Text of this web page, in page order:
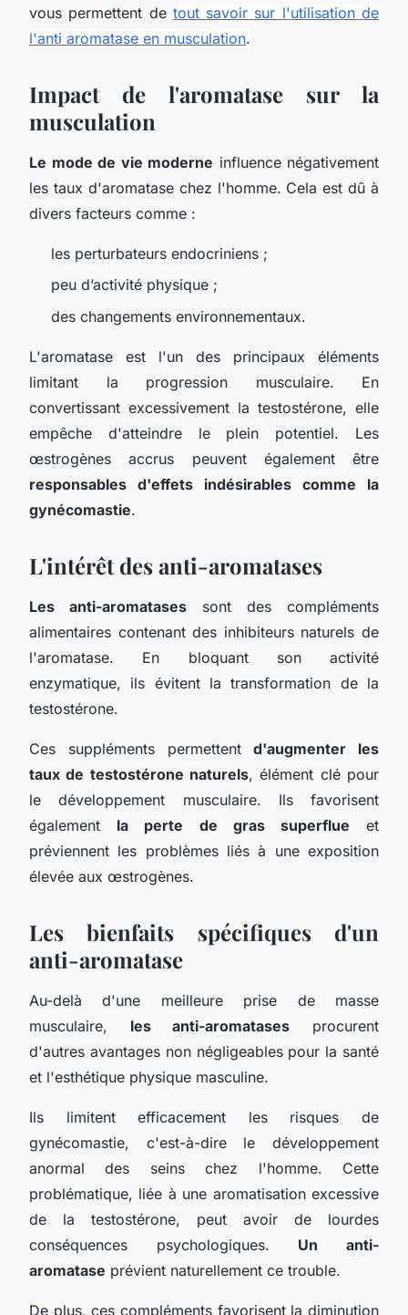
vous permettent de tout savoir sur l'utilisation de
l'anti aromatase en musculation.
Impact de l'aromatase sur la
musculation
Le mode de vie moderne influence négativement
les taux d'aromatase chez l'homme. Cela est dû à
divers facteurs comme :
les perturbateurs endocriniens ;
peu d’activité physique ;
des changements environnementaux.
L'aromatase est l'un des principaux éléments
limitant la progression musculaire. En
convertissant excessivement la testostérone, elle
empêche d'atteindre le plein potentiel. Les
œstrogènes accrus peuvent également être
responsables d'effets indésirables comme la
gynécomastie.
L'intérêt des anti-aromatases
Les anti-aromatases sont des compléments
alimentaires contenant des inhibiteurs naturels de
l'aromatase. En bloquant son activité
enzymatique, ils évitent la transformation de la
testostérone.
Ces suppléments permettentd'augmenter les
taux de testostérone naturels, élément clé pour
le développement musculaire. Ils favorisent
également la perte de gras superflue et
préviennent les problèmes liés à une exposition
élevée aux œstrogènes.
Les bienfaits spécifiques d'un
anti-aromatase
Au-delà d'une meilleure prise de masse
musculaire, les anti-aromatases procurent
d'autres avantages non négligeables pour la santé
et l'esthétique physique masculine.
Ils limitent efficacement les risques de
gynécomastie, c'est-à-dire le développement
anormal des seins chez l'homme. Cette
problématique, liée à une aromatisation excessive
de la testostérone, peut avoir de lourdes
conséquences psychologiques. Un anti-
aromatase prévient naturellement ce trouble.
De plus, ces compléments favorisent la diminution